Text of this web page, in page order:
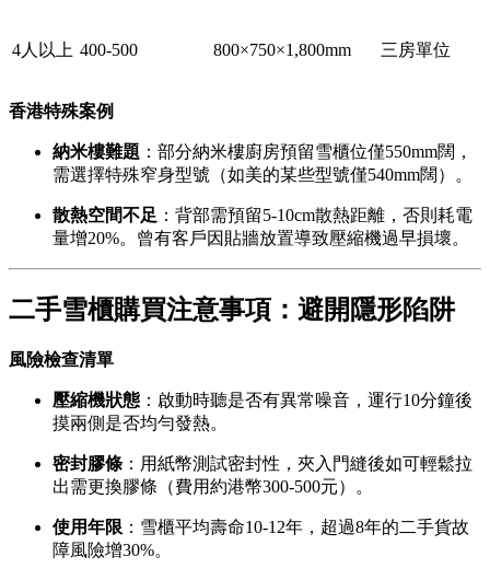
4人以上 400-500 800×750×1,800mm 三房單位
香港特殊案例
納米樓難題 ：部分納米樓廚房預留雪櫃位僅550mm闊，
需選擇特殊窄身型號（如美的某些型號僅540mm闊）。
散熱空間不足 ：背部需預留5-10cm散熱距離，否則耗電
量增20%。曾有客戶因貼牆放置導致壓縮機過早損壞。
二手雪櫃購買注意事項：避開隱形陷阱
風險檢查清單
壓縮機狀態 ：啟動時聽是否有異常噪音，運行10分鐘後
摸兩側是否均勻發熱。
密封膠條 ：用紙幣測試密封性，夾入門縫後如可輕鬆拉
出需更換膠條（費用約港幣300-500元）。
使用年限 ：雪櫃平均壽命10-12年，超過8年的二手貨故
障風險增30%。